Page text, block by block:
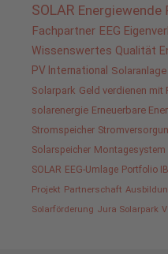
SOLAR Energiewende
Fachpartner EEG
Wissenswertes Qualität
PV International Solaranlage
Solarpark Geld verdienen mit
solarenergie Erneuerbare
Stromspeicher
Solarspeicher Montagesystem
SOLAR EEG-Umlage Portfolio
Projekt Partnerschaft
Solarförderung Jura Solarpark